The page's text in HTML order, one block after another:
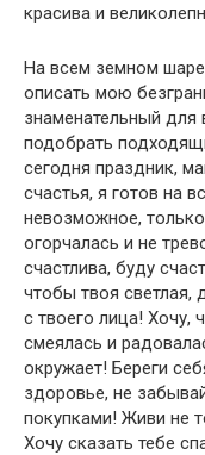
красива и
На всем земном
описать мою
знаменательный для
подобрать
сегодня праздник,
счастья, я готов на
невозможное,
огорчалась и не
счастлива, буду
чтобы твоя светлая,
с твоего лица! Хочу,
смеялась и
окружает! Береги
здоровье, не
покупками! Живи не
Хочу сказать тебе